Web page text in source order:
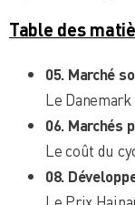
Table des
05. Marché
Le Danemark
06. Marchés
Le coût du
08.